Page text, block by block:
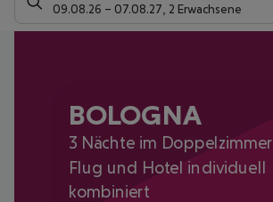
09.08.26 – 07.08.27 2 Erwachsene
BOLOGNA
3 Nächte im Doppelzimmer
Flug und Hotel individuell
kombiniert